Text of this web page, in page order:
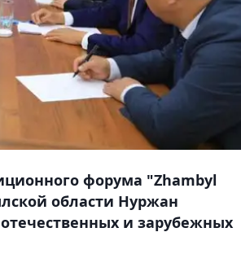
форума "Zhambyl
области Нуржан
и зарубежных